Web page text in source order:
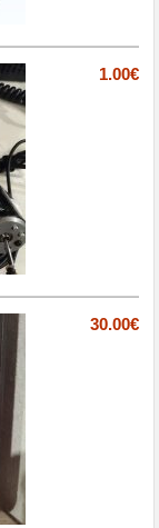
1.00€
30.00€